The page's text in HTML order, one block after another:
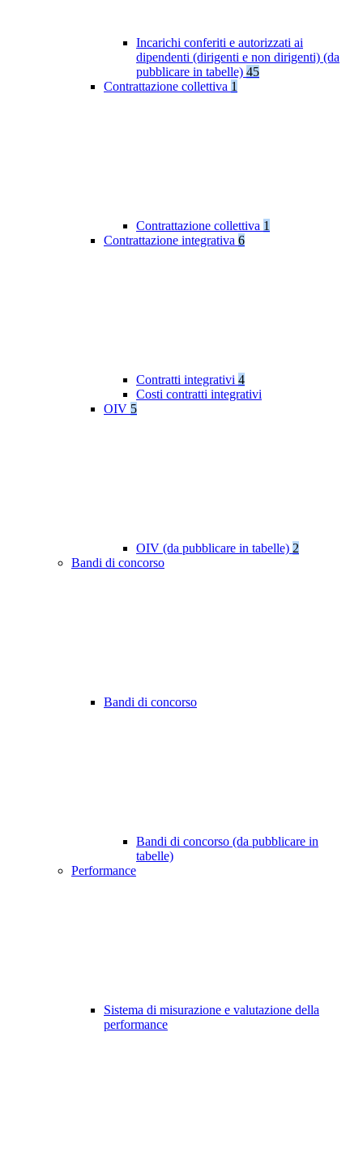
Incarichi conferiti e autorizzati ai
dipendenti (dirigenti e non dirigenti) (da
pubblicare in tabelle) 45
Contrattazione collettiva 1
Contrattazione collettiva 1
Contrattazione integrativa 6
Contratti integrativi 4
Costi contratti integrativi
OIV 5
OIV (da pubblicare in tabelle) 2
Bandi di concorso
Bandi di concorso
Bandi di concorso (da pubblicare in
tabelle)
Performance
Sistema di misurazione e valutazione della
performance